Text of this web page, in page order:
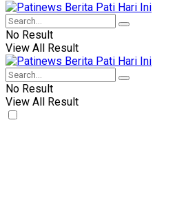
No Result
View All Result
No Result
View All Result